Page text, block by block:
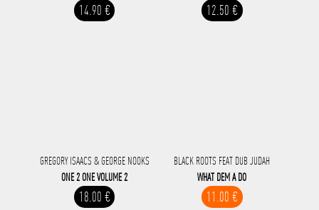
14.90 € 12.50 €
GREGORY ISAACS & GEORGE NOOKS
ONE 2 ONE VOLUME 2
18.00 €
BLACK ROOTS FEAT DUB JUDAH
WHAT DEM A DO
11.00 €